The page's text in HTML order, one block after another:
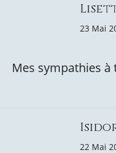
23 Mai
Mes sympathies
22 Mai